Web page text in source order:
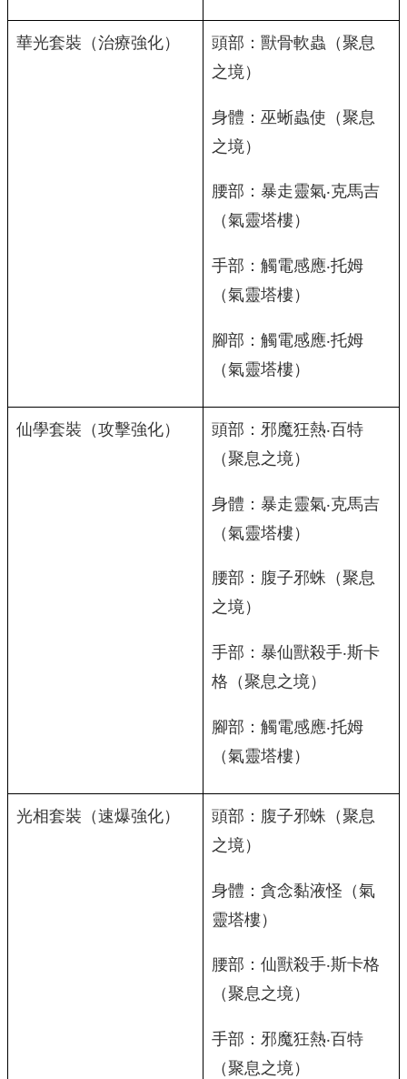
華光套裝（治療強化）
頭部：獸骨軟蟲（聚息
之境）
身體：巫蜥蟲使（聚息
之境）
腰部：暴走靈氣‧克馬吉
（氣靈塔樓）
手部：觸電感應‧托姆
（氣靈塔樓）
腳部：觸電感應‧托姆
（氣靈塔樓）
仙學套裝（攻擊強化）
頭部：邪魔狂熱‧百特
（聚息之境）
身體：暴走靈氣‧克馬吉
（氣靈塔樓）
腰部：腹子邪蛛（聚息
之境）
手部：暴仙獸殺手‧斯卡
格（聚息之境）
腳部：觸電感應‧托姆
（氣靈塔樓）
光相套裝（速爆強化）
頭部：腹子邪蛛（聚息
之境）
身體：貪念黏液怪（氣
靈塔樓）
腰部：仙獸殺手‧斯卡格
（聚息之境）
手部：邪魔狂熱‧百特
（聚息之境）